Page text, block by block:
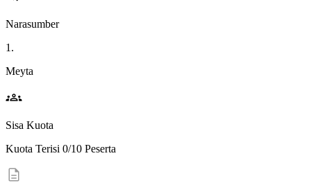
Narasumber
1.
Meyta
Sisa Kuota
Kuota Terisi 0/10 Peserta